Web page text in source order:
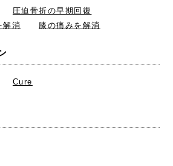
圧迫骨折の早期回復
解消
膝の痛みを解消
Cure